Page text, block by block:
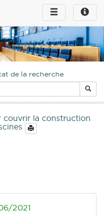
Toggle
infos
Toggle
navigation
de la recherche
la construction
2021